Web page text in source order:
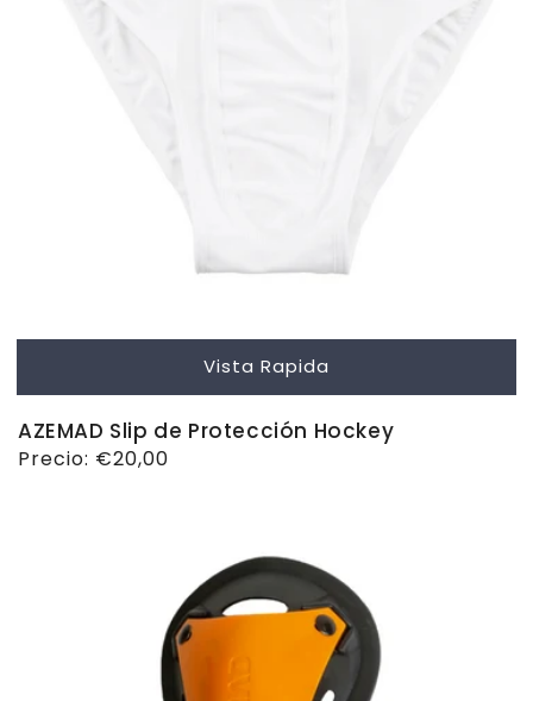
Vista Rapida
AZEMAD Slip de Protección Hockey
Precio
Precio: €20,00